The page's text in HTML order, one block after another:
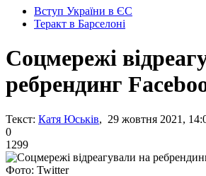
Вступ України в ЄС
Теракт в Барселоні
Cоцмережі
ребрендинг
Текст: Катя Юськів, 29 жовтня 2021,
0
1299
Фото: Twitter